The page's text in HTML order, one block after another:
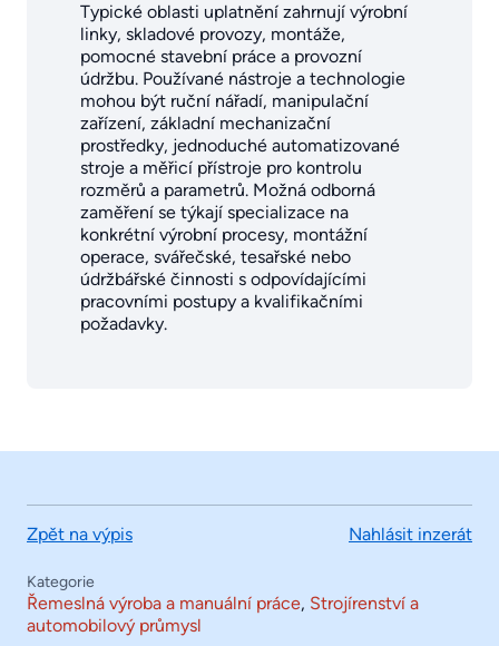
Typické oblasti uplatnění zahrnují výrobní
linky, skladové provozy, montáže,
pomocné stavební práce a provozní
údržbu. Používané nástroje a technologie
mohou být ruční nářadí, manipulační
zařízení, základní mechanizační
prostředky, jednoduché automatizované
stroje a měřicí přístroje pro kontrolu
rozměrů a parametrů. Možná odborná
zaměření se týkají specializace na
konkrétní výrobní procesy, montážní
operace, svářečské, tesařské nebo
údržbářské činnosti s odpovídajícími
pracovními postupy a kvalifikačními
požadavky.
Zpět na výpis Nahlásit inzerát
Kategorie
Řemeslná výroba a manuální práce, Strojírenství a
automobilový průmysl